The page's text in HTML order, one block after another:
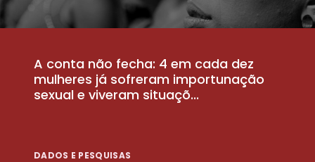
A conta não fecha: 4 em cada dez
mulheres já sofreram importunação
sexual e viveram situaçõ...
DADOS E PESQUISAS